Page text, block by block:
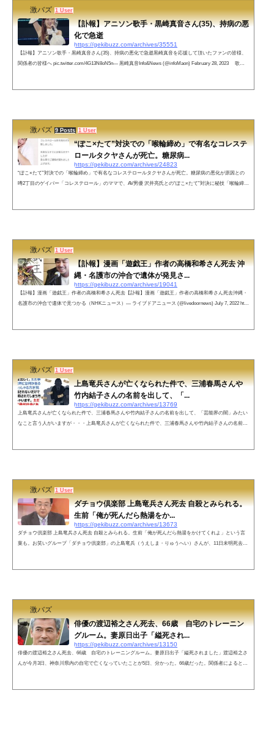
激バズ 1 User
【訃報】アニソン歌手・黒崎真音さん(35)、持病の悪
化で急逝
https://gekibuzz.com/archives/35551
【訃報】アニソン歌手・黒崎真音さん(35)、持病の悪化で急逝黒崎真音を応援して頂いたファンの皆様、
関係者の皆様へ pic.twitter.com/4G13N8oN5n— 黒崎真音Info&News (@infoMaon) February 28, 2023 歌手
激バズ 9 Posts 1 User
“ぽこ×たて”対決での「喉輪締め」で有名なコレステ
ロールタクヤさんが死亡。糖尿病...
https://gekibuzz.com/archives/24823
“ぽこ×たて”対決での「喉輪締め」で有名なコレステロールタクヤさんが死亡。糖尿病の悪化が原因との
噂2丁目のゲイバー「コレステロール」のママで、AV男優 沢井亮氏との“ぽこ×たて”対決に秘技「喉輪締
激バズ 1 User
【訃報】漫画「遊戯王」作者の高橋和希さん死去 沖
縄・名護市の沖合で遺体が発見さ...
https://gekibuzz.com/archives/19041
【訃報】漫画「遊戯王」作者の高橋和希さん死去【訃報】漫画「遊戯王」作者の高橋和希さん死去沖縄・
名護市の沖合で遺体で見つかる（NHKニュース）— ライブドアニュース (@livedoornews) July 7, 2022 http
激バズ 1 User
上島竜兵さんが亡くなられた件で、三浦春馬さんや
竹内結子さんの名前を出して、「...
https://gekibuzz.com/archives/13769
上島竜兵さんが亡くなられた件で、三浦春馬さんや竹内結子さんの名前を出して、「芸能界の闇」みたい
なこと言う人がいますが・・・上島竜兵さんが亡くなられた件で、三浦春馬さんや竹内結子さんの名前を
激バズ 1 User
ダチョウ倶楽部 上島竜兵さん死去 自殺とみられる。
生前「俺が死んだら熱湯をか...
https://gekibuzz.com/archives/13673
ダチョウ倶楽部 上島竜兵さん死去 自殺とみられる。生前「俺が死んだら熱湯をかけてくれよ」という言
葉も。お笑いグループ「ダチョウ倶楽部」の上島竜兵（うえしま・りゅうへい）さんが、11日未明死去し
激バズ
俳優の渡辺裕之さん死去、66歳 自宅のトレーニン
グルーム。妻原日出子「縊死され...
https://gekibuzz.com/archives/13150
俳優の渡辺裕之さん死去、66歳 自宅のトレーニングルーム。妻原日出子「縊死されました」渡辺裕之さ
んが今月3日、神奈川県内の自宅で亡くなっていたことが5日、分かった。66歳だった。関係者によると、